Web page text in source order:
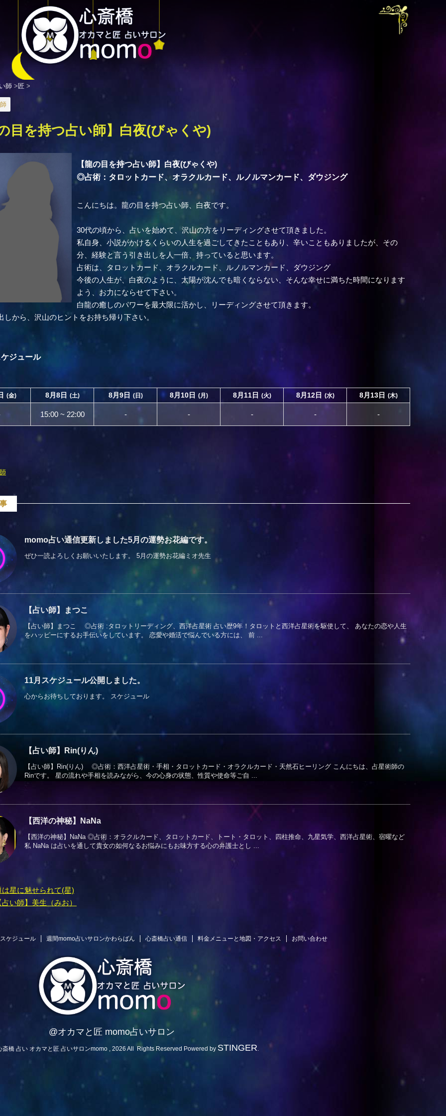
師 >匠 >
目を持つ占い師】白夜(びゃくや)
【龍の目を持つ占い師】白夜(びゃくや)
◎占術：タロットカード、オラクルカード、ルノルマンカード、ダウジング
こんにちは。龍の目を持つ占い師、白夜です。
30代の頃から、占いを始めて、沢山の方をリーディングさせて頂きました。
私自身、小説がかけるくらいの人生を過ごしてきたこともあり、辛いこともありましたが、その
分、経験と言う引き出しを人一倍、持っていると思います。
占術は、タロットカード、オラクルカード、ルノルマンカード、ダウジング
今後の人生が、白夜のように、太陽が沈んでも暗くならない、そんな幸せに満ちた時間になります
よう、お力にならせて下さい。
白龍の癒しのパワーを最大限に活かし、リーディングさせて頂きます。
しから、沢山のヒントをお持ち帰り下さい。
ジュール
(金) 8月8日 (土) 8月9日 (日) 8月10日 (月) 8月11日 (火) 8月12日 (水) 8月13日 (木)
15:00 ~ 22:00 - - - - -
momo占い通信更新しました5月の運勢お花編です。
ぜひ一読よろしくお願いいたします。 5月の運勢お花編ミオ先生
【占い師】まつこ
【占い師】まつこ ◎占術 :タロットリーディング、西洋占星術 占い歴9年！タロットと西洋占星術を駆使して、 あなたの恋や人生
をハッピーにするお手伝いをしています。 恋愛や婚活で悩んでいる方には、 前 ...
11月スケジュール公開しました。
心からお待ちしております。 スケジュール
【占い師】Rin(りん)
【占い師】Rin(りん) ◎占術：西洋占星術・手相・タロットカード・オラクルカード・天然石ヒーリング こんにちは、占星術師の
Rinです。 星の流れや手相を読みながら、今の心身の状態、性質や使命等ご自 ...
【西洋の神秘】NaNa
【西洋の神秘】NaNa ◎占術：オラクルカード、タロットカード、トート・タロット、四柱推命、九星気学、西洋占星術、宿曜など
私 NaNa は占いを通して貴女の如何なるお悩みにもお味方する心の弁護士とし ...
は星に魅せられて(星)
占い師】美生（みお）
スケジュール 週間momo占いサロンかわらばん 心斎橋占い通信 料金メニューと地図・アクセス お問い合わせ
@オカマと匠 momo占いサロン
橋 占い オカマと匠 占いサロンmomo , 2026 All Rights Reserved Powered by STINGER.